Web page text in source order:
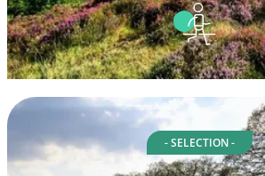
- SELECTION -